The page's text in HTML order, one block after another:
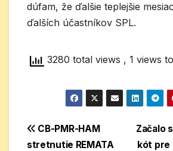
dúfam, že ďalšie teplejšie
ďalších účastníkov SPL.
3280 total views , 1 views
Navigácia
Začalo
kót pre
CB-PMR-HAM
stretnutie REMATA